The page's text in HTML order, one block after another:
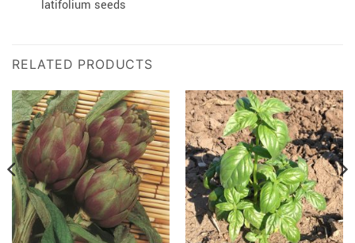
latifolium seeds
RELATED PRODUCTS